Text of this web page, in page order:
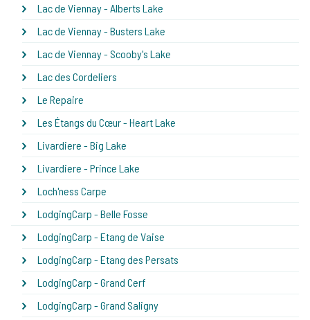
Lac de Viennay - Alberts Lake
Lac de Viennay - Busters Lake
Lac de Viennay - Scooby's Lake
Lac des Cordeliers
Le Repaire
Les Étangs du Cœur - Heart Lake
Livardiere - Big Lake
Livardiere - Prince Lake
Loch'ness Carpe
LodgingCarp - Belle Fosse
LodgingCarp - Etang de Vaise
LodgingCarp - Etang des Persats
LodgingCarp - Grand Cerf
LodgingCarp - Grand Saligny